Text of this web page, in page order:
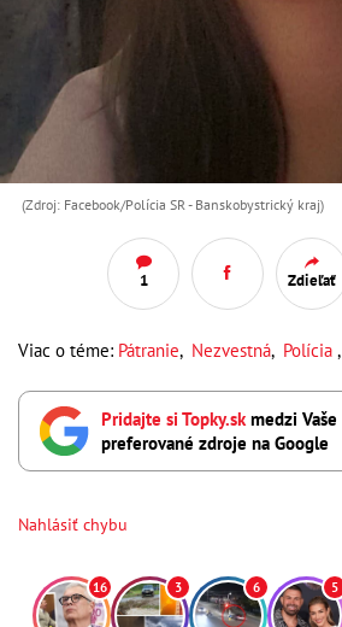
(Zdroj: Facebook/Polícia SR - Banskobystrický kraj)
1 Zdieľať
Viac o téme: Pátranie, Nezvestná, Polícia ,
Pridajte si Topky.sk medzi Vaše
preferované zdroje na Google
Nahlásiť chybu
16 3 6 5